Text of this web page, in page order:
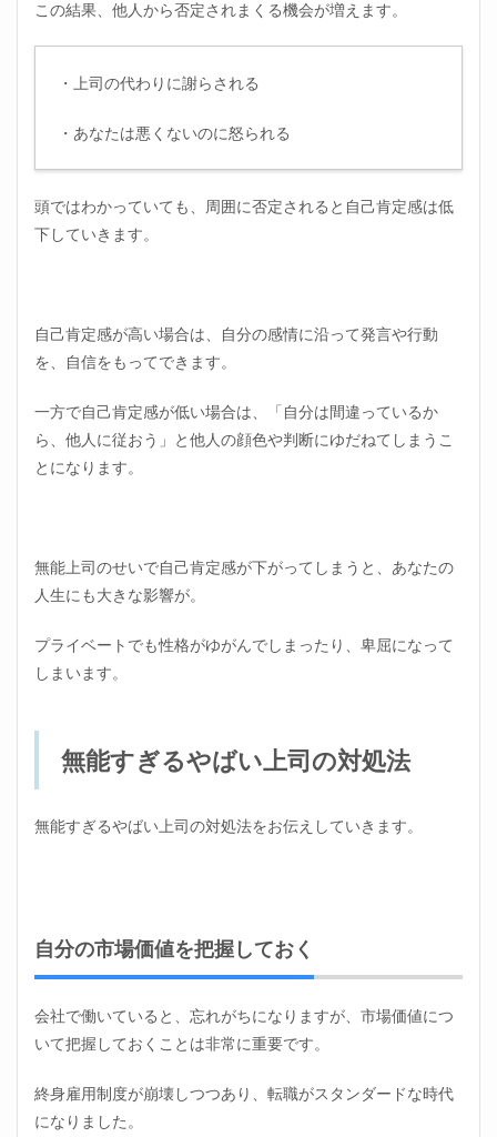
この結果、他人から否定されまくる機会が増えます。
・上司の代わりに謝らされる
・あなたは悪くないのに怒られる
頭ではわかっていても、周囲に否定されると自己肯定感は低
下していきます。
自己肯定感が高い場合は、自分の感情に沿って発言や行動
を、自信をもってできます。
一方で自己肯定感が低い場合は、「自分は間違っているか
ら、他人に従おう」と他人の顔色や判断にゆだねてしまうこ
とになります。
無能上司のせいで自己肯定感が下がってしまうと、あなたの
人生にも大きな影響が。
プライベートでも性格がゆがんでしまったり、卑屈になって
しまいます。
無能すぎるやばい上司の対処法
無能すぎるやばい上司の対処法をお伝えしていきます。
自分の市場価値を把握しておく
会社で働いていると、忘れがちになりますが、市場価値につ
いて把握しておくことは非常に重要です。
終身雇用制度が崩壊しつつあり、転職がスタンダードな時代
になりました。